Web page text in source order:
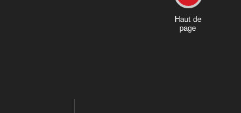
Haut de
page